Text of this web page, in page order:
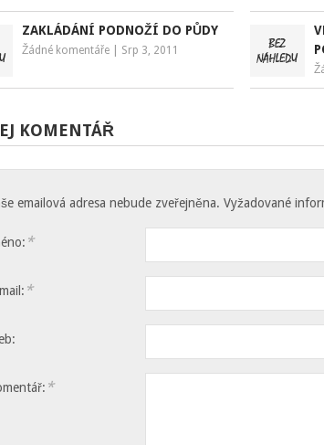
ZAKLÁDÁNÍ PODNOŽÍ DO PŮDY
Žádné komentáře Srp 3, 2011
KOMENTÁŘ
emailová adresa nebude zveřejněna. Vyžadované
*
*
*